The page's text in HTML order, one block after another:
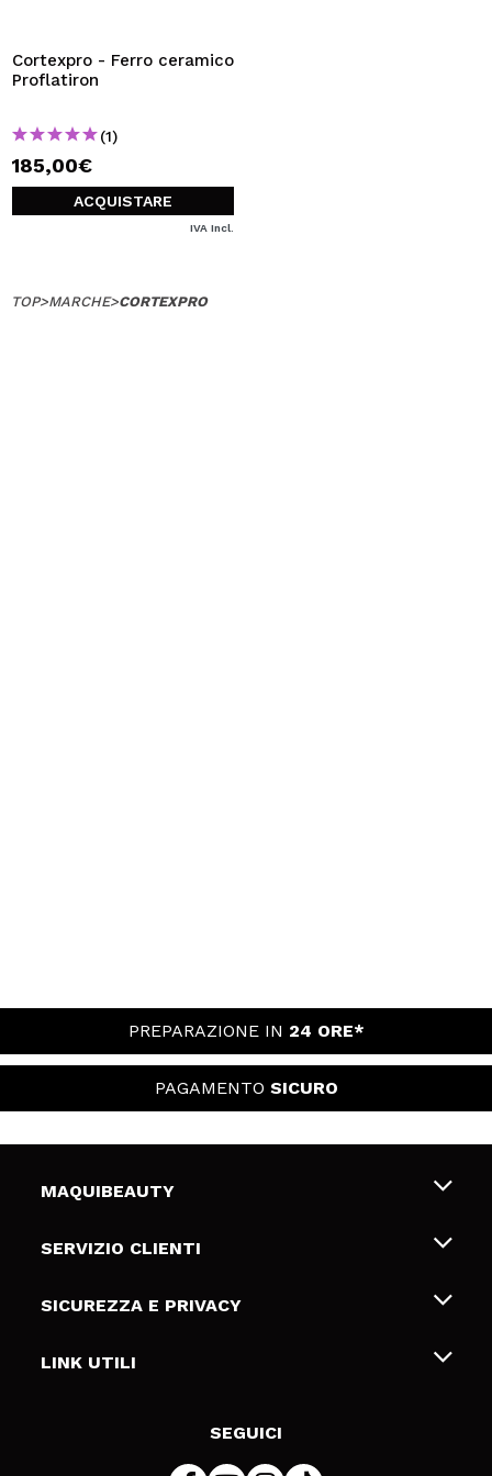
Creando un account su Maquibeauty.it potrai fare i tuoi
acquisti velocemente, controllare lo stato dei tuoi ordini e
consultare le tue operazioni precedenti.
Cortexpro - Ferro ceramico
Proflatiron
(1)
185,00€
ACQUISTARE
IVA Incl.
TOP>MARCHE>CORTEXPRO
PREPARAZIONE IN 24 ORE*
PAGAMENTO SICURO
MAQUIBEAUTY
Chi siamo
Gift Cards
SERVIZIO CLIENTI
Spedizioni & Resi
Metodi di pagamamento
SICUREZZA E PRIVACY
Termini e condizioni
LINK UTILI
SEGUICI